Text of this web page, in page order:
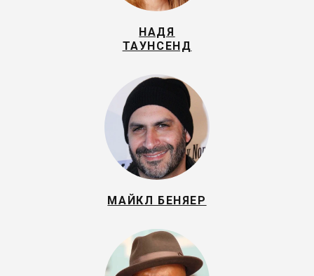
НАДЯ
ТАУНСЕНД
МАЙКЛ БЕНЯЕР